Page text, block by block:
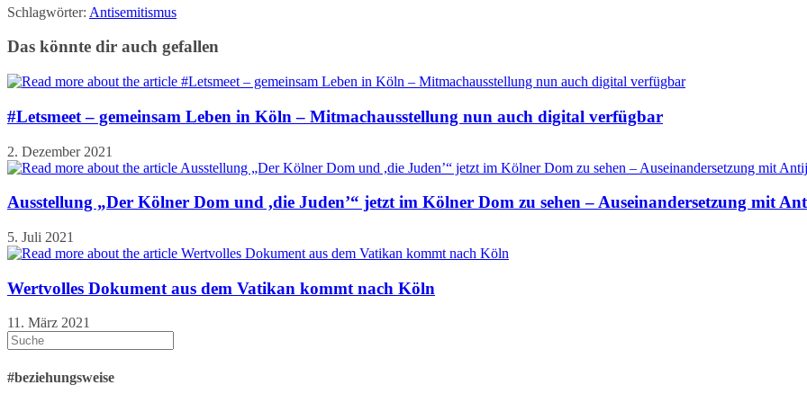
Schlagwörter: Antisemitismus
Das könnte dir auch gefallen
#Letsmeet – gemeinsam Leben in Köln – Mitmachausstellung nun auch digital verfügbar
2. Dezember 2021
Ausstellung „Der Kölner Dom und ,die Juden’“ jetzt im Kölner Dom zu sehen – Auseinandersetzung mit
5. Juli 2021
Wertvolles Dokument aus dem Vatikan kommt nach Köln
11. März 2021
#beziehungsweise